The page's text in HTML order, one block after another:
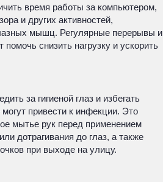
время работы за компьютером,
и других активностей,
мышц. Регулярные перерывы и
помочь снизить нагрузку и ускорить
за гигиеной глаз и избегать
привести к инфекции. Это
мытье рук перед применением
дотрагивания до глаз, а также
при выходе на улицу.